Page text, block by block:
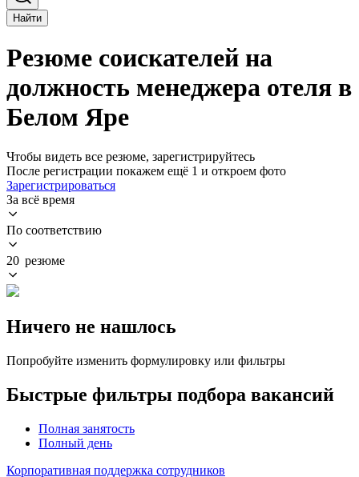
Найти
Резюме соискателей на
должность менеджера отеля в
Белом Яре
Чтобы видеть все резюме, зарегистрируйтесь
После регистрации покажем ещё 1 и откроем фото
Зарегистрироваться
За всё время
По соответствию
20 резюме
Ничего не нашлось
Попробуйте изменить формулировку или фильтры
Быстрые фильтры подбора вакансий
Полная занятость
Полный день
Корпоративная поддержка сотрудников